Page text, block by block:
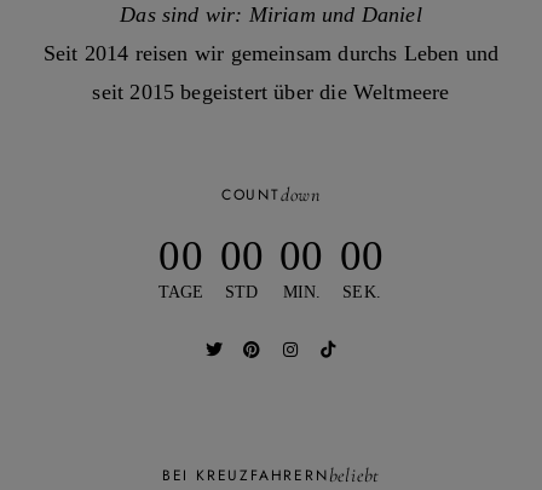
Das sind wir: Miriam und Daniel
Seit 2014 reisen wir gemeinsam durchs Leben und
seit 2015 begeistert über die Weltmeere
COUNTdown
00
TAGE
00
STD
00
MIN.
00
SEK.
BEI KREUZFAHRERNbeliebt